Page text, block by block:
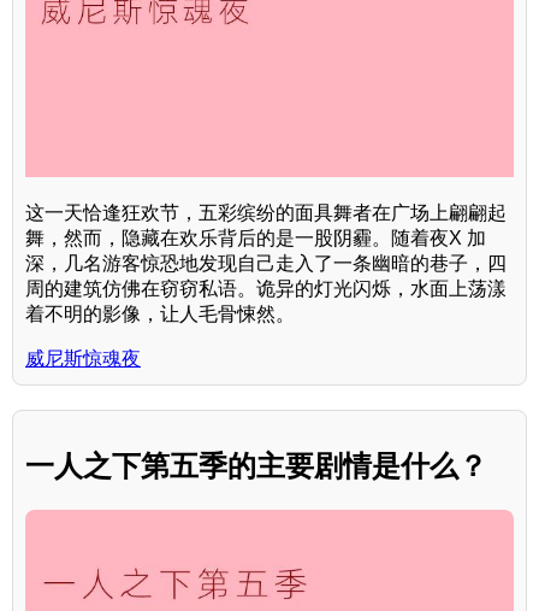
这一天恰逢狂欢节，五彩缤纷的面具舞者在广场上翩翩起
舞，然而，隐藏在欢乐背后的是一股阴霾。随着夜X 加
深，几名游客惊恐地发现自己走入了一条幽暗的巷子，四
周的建筑仿佛在窃窃私语。诡异的灯光闪烁，水面上荡漾
着不明的影像，让人毛骨悚然。
威尼斯惊魂夜
一人之下第五季的主要剧情是什么？